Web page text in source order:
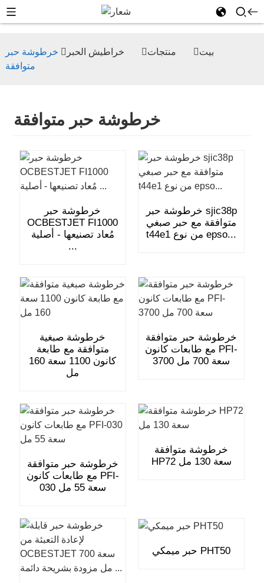
بيت منتجات خراطيش الحبر
خرطوشة حبر
متوافقة
خرطوشة حبر متوافقة
خرطوشة حبر
OCBESTJET FI1000
مُعاد تصنيعها - أصلية
...
خرطوشة حبر sjic38p
متوافقة مع حبر صبغي
t44e1 من نوع epso...
خرطوشة صبغية
متوافقة مع طابعة
كانون 1100 سعة 160
مل
خرطوشة حبر متوافقة
مع طابعات كانون PFI-
3700 سعة 700 مل
خرطوشة حبر متوافقة
مع طابعات كانون PFI-
030 سعة 55 مل
خرطوشة متوافقة
HP72 سعة 130 مل
حبر ميمكي PHT50